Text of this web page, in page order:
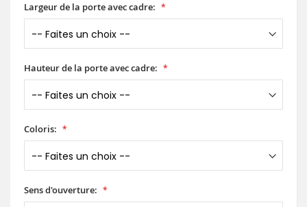
Largeur de la porte avec cadre:
Hauteur de la porte avec cadre:
Coloris:
Sens d'ouverture: